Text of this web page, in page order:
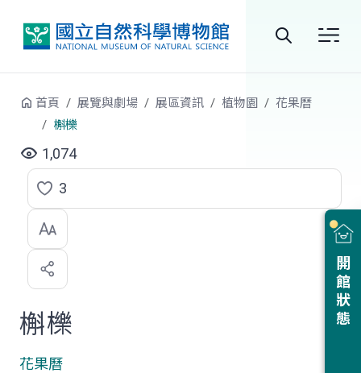
站
開館狀態
首頁 展覽與劇場 展區資訊 植物園
花果曆
槲櫟
1,074
點
選
喜
歡
3
槲櫟
花果曆